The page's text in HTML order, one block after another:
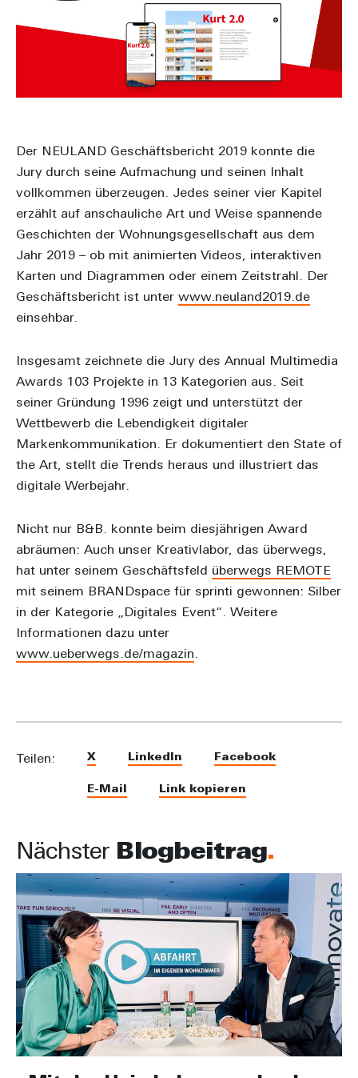
Der NEULAND Geschäftsbericht 2019 konnte die
Jury durch seine Aufmachung und seinen Inhalt
vollkommen überzeugen. Jedes seiner vier Kapitel
erzählt auf anschauliche Art und Weise spannende
Geschichten der Wohnungsgesellschaft aus dem
Jahr 2019 – ob mit animierten Videos, interaktiven
Karten und Diagrammen oder einem Zeitstrahl. Der
Geschäftsbericht ist unter www.neuland2019.de
einsehbar.
Insgesamt zeichnete die Jury des Annual Multimedia
Awards 103 Projekte in 13 Kategorien aus. Seit
seiner Gründung 1996 zeigt und unterstützt der
Wettbewerb die Lebendigkeit digitaler
Markenkommunikation. Er dokumentiert den State of
the Art, stellt die Trends heraus und illustriert das
digitale Werbejahr.
Nicht nur B&B. konnte beim diesjährigen Award
abräumen: Auch unser Kreativlabor, das überwegs,
hat unter seinem Geschäftsfeld überwegs REMOTE
mit seinem BRANDspace für sprinti gewonnen: Silber
in der Kategorie „Digitales Event“. Weitere
Informationen dazu unter
www.ueberwegs.de/magazin.
Teilen: X LinkedIn Facebook
E-Mail Link kopieren
Nächster Blogbeitrag